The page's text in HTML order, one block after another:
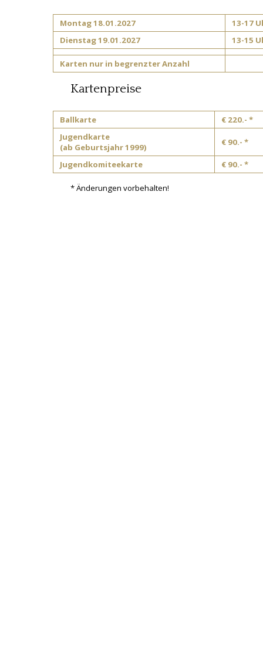
Montag 18.01.2027
13-17
Dienstag 19.01.2027
13-15
Karten nur in begrenzter Anzahl
Kartenpreise
Ballkarte
€ 220.- *
Jugendkarte
(ab Geburtsjahr 1999)
€ 90.- *
Jugendkomiteekarte € 90.- *
* Änderungen vorbehalten!